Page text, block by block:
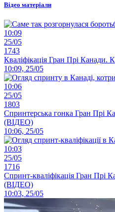
Відео матеріали
10:09
25/05
1743
Кваліфікація Гран Прі
10:09, 25/05
10:06
25/05
1803
Спринтерська гонка Гран Прі
(ВІДЕО)
10:06, 25/05
10:03
25/05
1716
Спринт-кваліфікація Гран Прі
(ВІДЕО)
10:03, 25/05